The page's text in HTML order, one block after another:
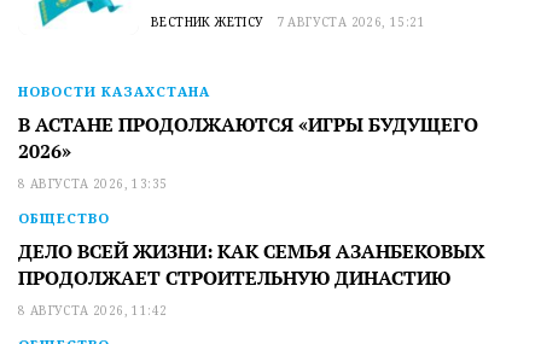
ВЕСТНИК ЖЕТІСУ 7 АВГУСТА 2026, 15:21
НОВОСТИ КАЗАХСТАНА
В АСТАНЕ ПРОДОЛЖАЮТСЯ «ИГРЫ БУДУЩЕГО
2026»
8 АВГУСТА 2026, 13:35
ОБЩЕСТВО
ДЕЛО ВСЕЙ ЖИЗНИ: КАК СЕМЬЯ АЗАНБЕКОВЫХ
ПРОДОЛЖАЕТ СТРОИТЕЛЬНУЮ ДИНАСТИЮ
8 АВГУСТА 2026, 11:42